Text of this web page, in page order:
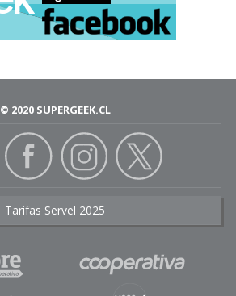
© 2020 SUPERGEEK.CL
Tarifas Servel 2025